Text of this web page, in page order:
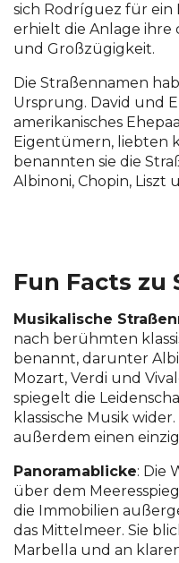
sich Rodríguez für ein
erhielt die Anlage ihre
und Großzügigkeit.
Die Straßennamen
Ursprung. David und
amerikanisches
Eigentümern, liebten
benannten sie die
Albinoni, Chopin, Liszt
Fun Facts zu
Musikalische
nach berühmten
benannt, darunter
Mozart, Verdi und
spiegelt die
klassische Musik
außerdem einen
Panoramablicke: Die
über dem
die Immobilien
das Mittelmeer. Sie
Marbella und an